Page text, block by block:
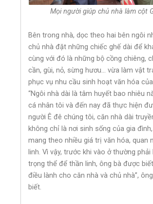
Mọi người giúp chủ nhà làm cột
Bên trong nhà, dọc theo hai bên ngôi
chủ nhà đặt những chiếc ghế dài để
cùng với đó là những bộ cồng chiêng,
cần, gùi, nỏ, sừng hươu… vừa làm vật
phục vụ nhu cầu sinh hoạt văn hóa
“Ngôi nhà dài là tâm huyết bao nhiêu
cá nhân tôi và đến nay đã thực hiện
người Ê đê chúng tôi, căn nhà dài
không chỉ là nơi sinh sống của gia
mang theo nhiều giá trị văn hóa, quan
linh. Vì vậy, trước khi vào ở thường
trọng thể để thần linh, ông bà được
điều lành cho căn nhà và chủ nhà”,
biết.